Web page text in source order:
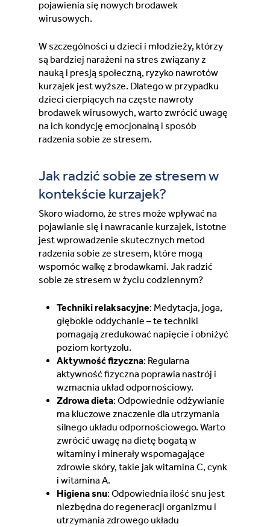
pojawienia się nowych brodawek
wirusowych.
W szczególności u dzieci i młodzieży, którzy
są bardziej narażeni na stres związany z
nauką i presją społeczną, ryzyko nawrotów
kurzajek jest wyższe. Dlatego w przypadku
dzieci cierpiących na częste nawroty
brodawek wirusowych, warto zwrócić uwagę
na ich kondycję emocjonalną i sposób
radzenia sobie ze stresem.
Jak radzić sobie ze stresem w
kontekście kurzajek?
Skoro wiadomo, że stres może wpływać na
pojawianie się i nawracanie kurzajek, istotne
jest wprowadzenie skutecznych metod
radzenia sobie ze stresem, które mogą
wspomóc walkę z brodawkami. Jak radzić
sobie ze stresem w życiu codziennym?
Techniki relaksacyjne: Medytacja, joga,
głębokie oddychanie – te techniki
pomagają zredukować napięcie i obniżyć
poziom kortyzolu.
Aktywność fizyczna: Regularna
aktywność fizyczna poprawia nastrój i
wzmacnia układ odpornościowy.
Zdrowa dieta: Odpowiednie odżywianie
ma kluczowe znaczenie dla utrzymania
silnego układu odpornościowego. Warto
zwrócić uwagę na dietę bogatą w
witaminy i minerały wspomagające
zdrowie skóry, takie jak witamina C, cynk
i witamina A.
Higiena snu: Odpowiednia ilość snu jest
niezbędna do regeneracji organizmu i
utrzymania zdrowego układu